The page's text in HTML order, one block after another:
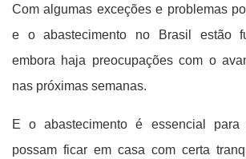
Com algumas exceções e problemas
e o abastecimento no Brasil estão
embora haja preocupações com o
nas próximas semanas.
E o abastecimento é essencial
possam ficar em casa com certa